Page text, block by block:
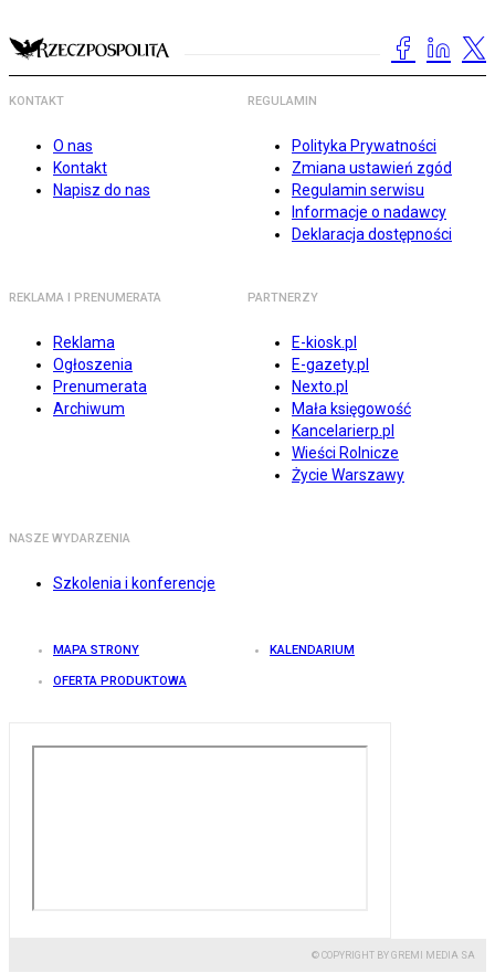
KONTAKT
O nas
Kontakt
Napisz do nas
REGULAMIN
Polityka Prywatności
Zmiana ustawień zgód
Regulamin serwisu
Informacje o nadawcy
Deklaracja dostępności
REKLAMA I PRENUMERATA
Reklama
Ogłoszenia
Prenumerata
Archiwum
PARTNERZY
E-kiosk.pl
E-gazety.pl
Nexto.pl
Mała księgowość
Kancelarierp.pl
Wieści Rolnicze
Życie Warszawy
NASZE WYDARZENIA
Szkolenia i konferencje
MAPA STRONY KALENDARIUM
OFERTA PRODUKTOWA
© COPYRIGHT BY GREMI MEDIA SA